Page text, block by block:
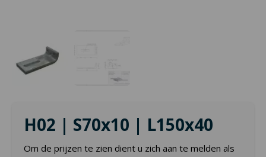
H02 | S70x10 | L150x40
Om de prijzen te zien dient u zich aan te melden als